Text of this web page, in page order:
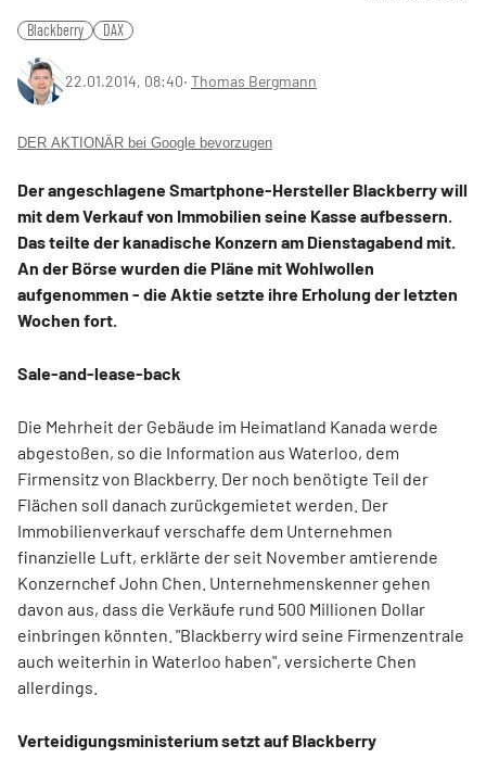
Blackberry DAX
22.01.2014, 08:40‧ Thomas Bergmann
DER AKTIONÄR bei Google bevorzugen
Der angeschlagene Smartphone-Hersteller Blackberry will
mit dem Verkauf von Immobilien seine Kasse aufbessern.
Das teilte der kanadische Konzern am Dienstagabend mit.
An der Börse wurden die Pläne mit Wohlwollen
aufgenommen - die Aktie setzte ihre Erholung der letzten
Wochen fort.
Sale-and-lease-back
Die Mehrheit der Gebäude im Heimatland Kanada werde
abgestoßen, so die Information aus Waterloo, dem
Firmensitz von Blackberry. Der noch benötigte Teil der
Flächen soll danach zurückgemietet werden. Der
Immobilienverkauf verschaffe dem Unternehmen
finanzielle Luft, erklärte der seit November amtierende
Konzernchef John Chen. Unternehmenskenner gehen
davon aus, dass die Verkäufe rund 500 Millionen Dollar
einbringen könnten. "Blackberry wird seine Firmenzentrale
auch weiterhin in Waterloo haben", versicherte Chen
allerdings.
Verteidigungsministerium setzt auf Blackberry